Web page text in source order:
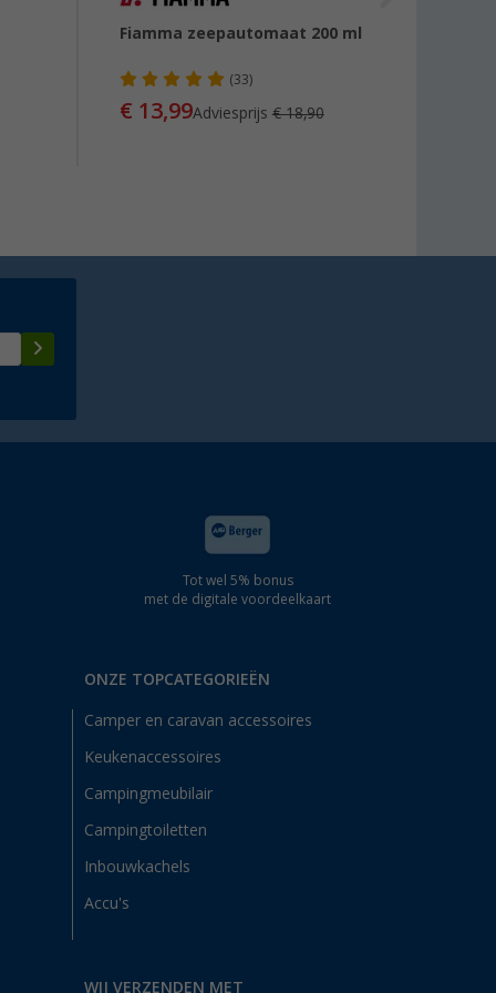
Fiamma zeepautomaat 200 ml
(33)
€ 13,99Adviesprijs € 18,90
Tot wel 5% bonus
met de digitale voordeelkaart
ONZE TOPCATEGORIEËN
Camper en caravan accessoires
Keukenaccessoires
Campingmeubilair
Campingtoiletten
Inbouwkachels
Accu's
WIJ VERZENDEN MET